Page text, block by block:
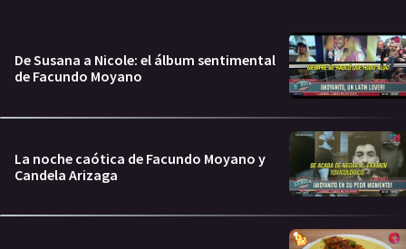
De Susana a Nicole: el álbum sentimental
de Facundo Moyano
La noche caótica de Facundo Moyano y
Candela Arizaga